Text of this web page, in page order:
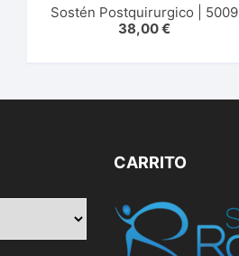
Sostén Postquirurgico | 5009
38,00€
CARRITO